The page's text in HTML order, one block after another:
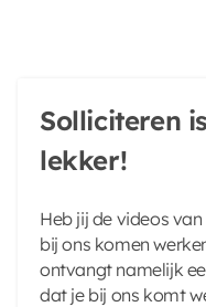
Solliciteren
lekker!
Heb jij de videos
bij ons komen
ontvangt namelijk
dat je bij ons komt